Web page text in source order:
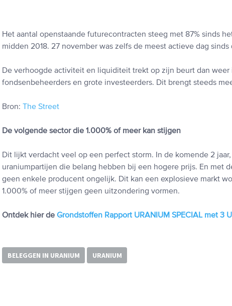
Het aantal openstaande futurecontracten steeg met 87% sinds
midden 2018. 27 november was zelfs de meest actieve dag sinds
De verhoogde activiteit en liquiditeit trekt op zijn beurt dan weer
fondsenbeheerders en grote investeerders. Dit brengt steeds
Bron: The Street
De volgende sector die 1.000% of meer kan stijgen
Dit lijkt verdacht veel op een perfect storm. In de komende 2
uraniumpartijen die belang hebben bij een hogere prijs. En met
geen enkele producent ongelijk. Dit kan een explosieve markt
1.000% of meer stijgen geen uitzondering vormen.
Ontdek hier de Grondstoffen Rapport URANIUM SPECIAL met 3
BELEGGEN IN URANIUM URANIUM